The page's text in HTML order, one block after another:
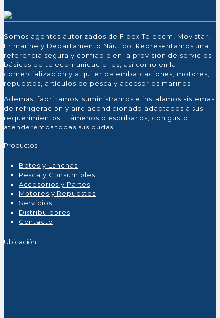
Somos agentes autorizados de Fibex Telecom, Movistar,
Frimarine y Departamento Náutico. Representamos una
referencia segura y confiable en la provisión de servicios
básicos de telecomunicaciones, así como en la
comercialización y alquiler de embarcaciones, motores,
repuestos, artículos de pesca y accesorios marinos
Además, fabricamos, suministramos e instalamos sistemas
de refrigeración y aire acondicionado adaptados a sus
requerimientos. Llámenos o escríbanos, con gusto
atenderemos todas sus dudas.
Productos
Botes y Lanchas
Pesca y Consumibles
Accesorios y Partes
Motores y Repuestos
Servicios
Distribuidores
Contacto
Ubicación